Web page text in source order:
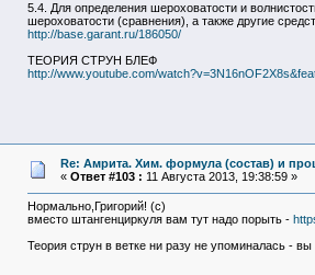
5.4. Для определения шероховатости и
шероховатости (сравнения), а также другие
http://base.garant.ru/186050/
ТЕОРИЯ СТРУН БЛЕФ
http://www.youtube.com/
Re: Амрита. Хим. формула (состав) и
« Ответ #103 : 11 Августа 2013, 19:38:59 »
Нормально,Григорий! (с)
вместо штангенциркуля вам тут надо порыть -
Теория струн в ветке ни разу не упоминалась -